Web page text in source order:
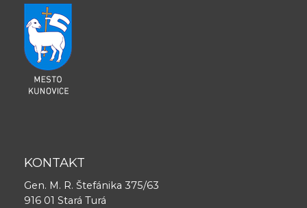
KONTAKT
Gen. M. R. Štefánika 375/63
916 01 Stará Turá